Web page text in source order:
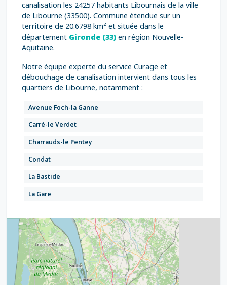
canalisation les 24257 habitants Libournais de la ville
de Libourne (33500). Commune étendue sur un
territoire de 20.6798 km² et située dans le
département Gironde (33) en région Nouvelle-
Aquitaine.
Notre équipe experte du service Curage et
débouchage de canalisation intervient dans tous les
quartiers de Libourne, notamment :
Avenue Foch-la Ganne
Carré-le Verdet
Charrauds-le Pentey
Condat
La Bastide
La Gare
Lamberte-Hôpital
Montaudon